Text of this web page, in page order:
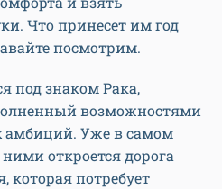
Что принесет им год
посмотрим.
под знаком Рака,
возможностями
амбиций. Уже в самом
откроется дорога
которая потребует